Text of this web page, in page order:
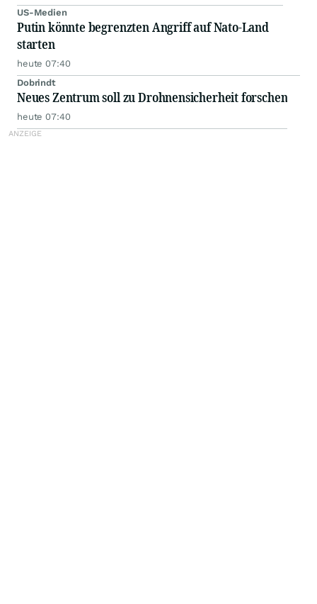
US-Medien
Putin könnte begrenzten Angriff auf Nato-Land
starten
heute 07:40
Dobrindt
Neues Zentrum soll zu Drohnensicherheit forschen
heute 07:40